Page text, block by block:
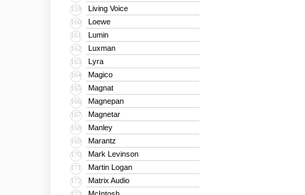
159 Living Voice
160 Loewe
161 Lumin
162 Luxman
163 Lyra
164 Magico
165 Magnat
166 Magnepan
167 Magnetar
168 Manley
169 Marantz
170 Mark Levinson
171 Martin Logan
172 Matrix Audio